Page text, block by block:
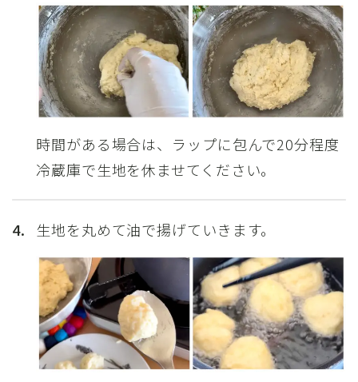
時間がある場合は、ラップに包んで20分程度
冷蔵庫で生地を休ませてください。
4. 生地を丸めて油で揚げていきます。